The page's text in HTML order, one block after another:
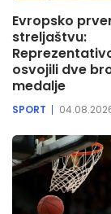
Evropsko
streljaštvu:
osvojili dve
medalje
SPORT